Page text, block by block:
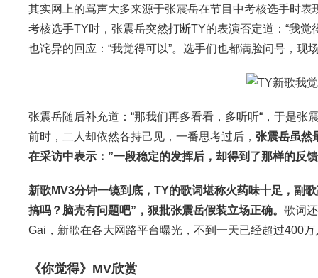
其实网上的骂声大多来源于张震岳在节目中考核选手时
考核选手TY时，张震岳突然打断TY的表演否定道：“我
也诧异的回应：“我觉得可以”。选手们也都满脸问号，现
张震岳随后补充道：“那我们再多看看，多听听“，于是
前时，二人却依然各持己见，一番思考过后， 张震岳虽然
在采访中表示：”一段稳定的发挥后，却得到了那样的反
新歌MV3分钟一镜到底，TY的歌词堪称火药味十足，副
搞吗？脑壳有问题吧”，狠批张震岳假装立场正确。 歌词
Gai，新歌在各大网路平台曝光，不到一天已经超过400万
《你觉得》MV欣赏